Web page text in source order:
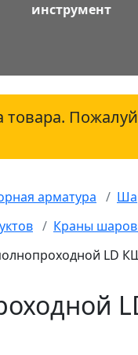
инструмент
арматура
Краны
LD